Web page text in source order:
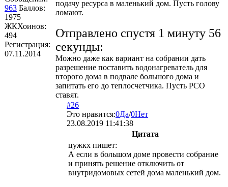
963 Баллов:
1975
ЖКХоинов:
494
Регистрация:
07.11.2014
подачу ресурса в маленький дом. Пусть голову
ломают.
Отправлено спустя 1 минуту 56
секунды:
Можно даже как вариант на собрании дать
разрешение поставить водонагреватель для
второго дома в подвале большого дома и
запитать его до теплосчетчика. Пусть РСО
ставят.
#26
Это нравится:0Да/0Нет
23.08.2019 11:41:38
Цитата
цужкх пишет:
А если в большом доме провести собрание
и принять решение отключить от
внутридомовых сетей дома маленький дом.